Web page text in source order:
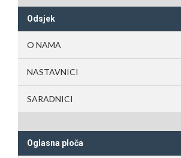
Odsjek
O NAMA
NASTAVNICI
SARADNICI
Oglasna ploča